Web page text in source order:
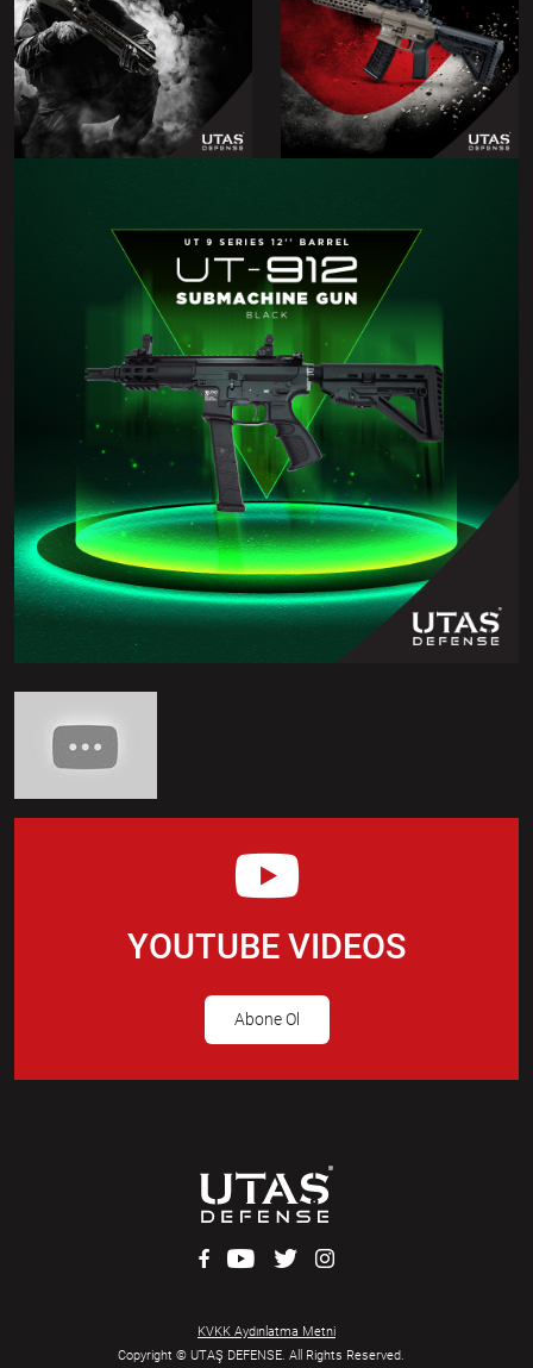
YOUTUBE VIDEOS
Abone Ol
Copyright © UTAŞ DEFENSE. All Rights Reserved.
KVKK Aydınlatma Metni